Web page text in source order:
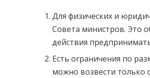
Для физических и
Совета министров. Это
действия
Есть ограничения по
можно возвести только